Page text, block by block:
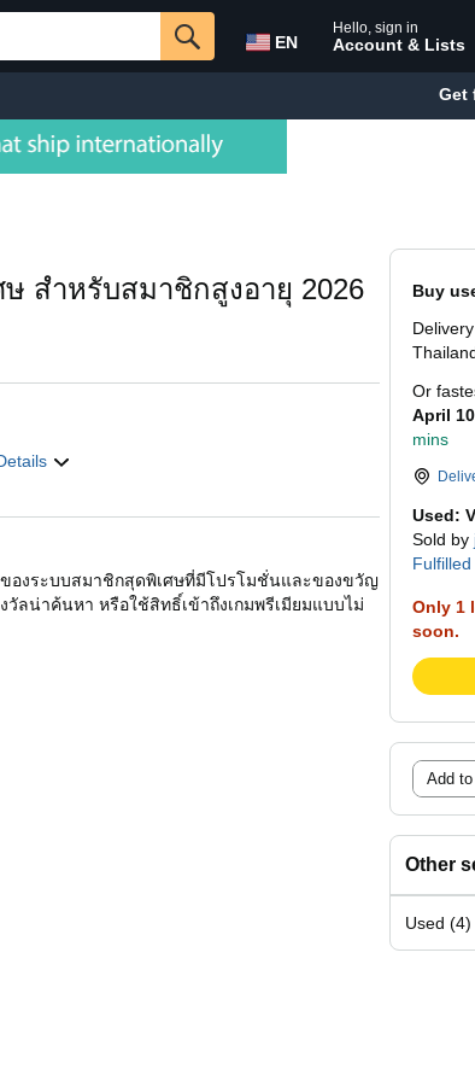
EN
Hello, sign in
Account & Lists
Get
Buy
Delivery
Or
April 10
mins
Used:
Sold by
Only 1
soon.
Add
Other
Used (4)
สำหรับสมาชิกสูงอายุ 2026
องระบบสมาชิกสุดพิเศษที่มีโปรโมชั่นและของขวัญ
ลน่าค้นหา หรือใช้สิทธิ์เข้าถึงเกมพรีเมียมแบบไม่